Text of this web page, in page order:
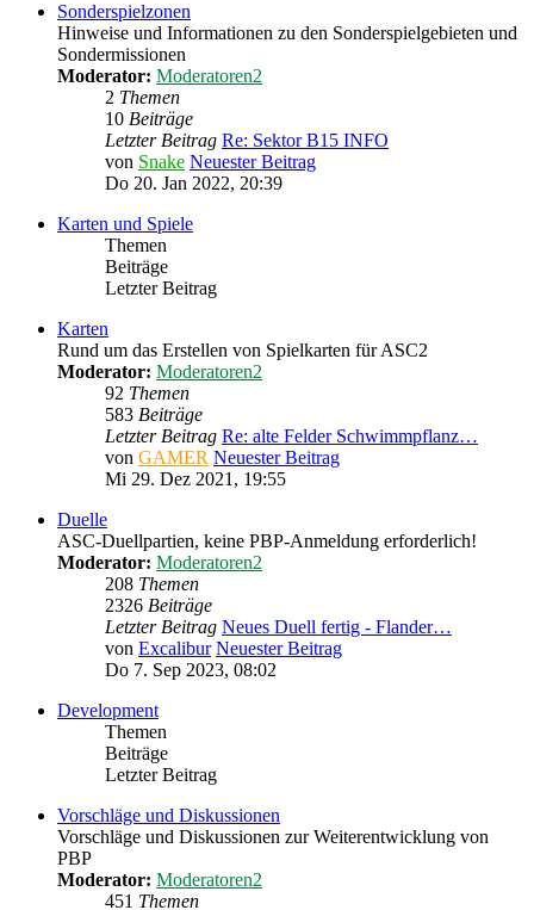
Sonderspielzonen
Hinweise und Informationen zu den Sonderspielgebieten und
Sondermissionen
Moderator: Moderatoren2
2 Themen
10 Beiträge
Letzter Beitrag Re: Sektor B15 INFO
von Snake Neuester Beitrag
Do 20. Jan 2022, 20:39
Karten und Spiele
Themen
Beiträge
Letzter Beitrag
Karten
Rund um das Erstellen von Spielkarten für ASC2
Moderator: Moderatoren2
92 Themen
583 Beiträge
Letzter Beitrag Re: alte Felder Schwimmpflanz…
von GAMER Neuester Beitrag
Mi 29. Dez 2021, 19:55
Duelle
ASC-Duellpartien, keine PBP-Anmeldung erforderlich!
Moderator: Moderatoren2
208 Themen
2326 Beiträge
Letzter Beitrag Neues Duell fertig - Flander…
von Excalibur Neuester Beitrag
Do 7. Sep 2023, 08:02
Development
Themen
Beiträge
Letzter Beitrag
Vorschläge und Diskussionen
Vorschläge und Diskussionen zur Weiterentwicklung von
PBP
Moderator: Moderatoren2
451 Themen